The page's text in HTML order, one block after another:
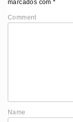
marcados com*
Comment